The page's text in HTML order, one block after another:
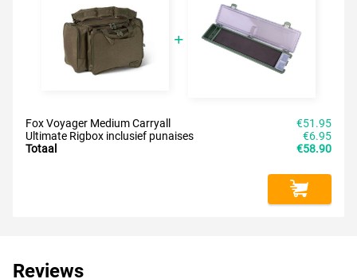
Fox Voyager Medium Carryall
€51.95
Ultimate Rigbox inclusief punaises
€6.95
Totaal
€58.90
Reviews